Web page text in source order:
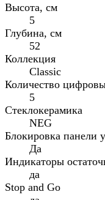
Высота, см
5
Глубина, см
52
Коллекция
Classic
Количество
5
Стеклокерамика
NEG
Блокировка панели
Да
Индикаторы
да
Stop and Go